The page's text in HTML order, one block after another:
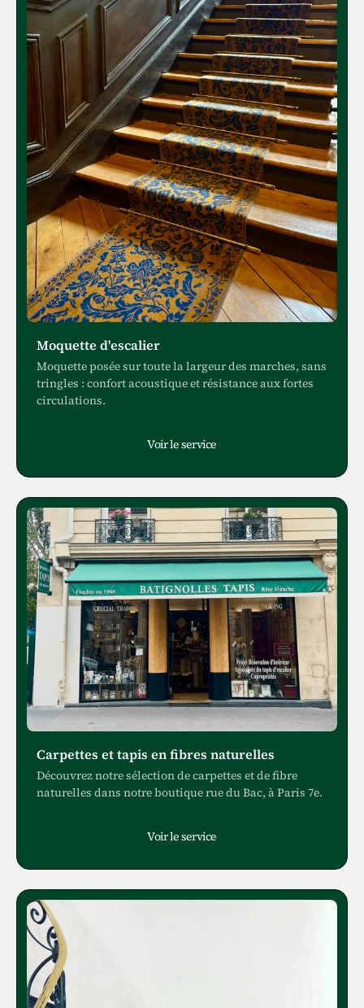
Moquette d'escalier
Moquette posée sur toute la largeur des marches, sans
tringles : confort acoustique et résistance aux fortes
circulations.
Voir le service
Carpettes et tapis en fibres naturelles
Découvrez notre sélection de carpettes et de fibre
naturelles dans notre boutique rue du Bac, à Paris 7e.
Voir le service